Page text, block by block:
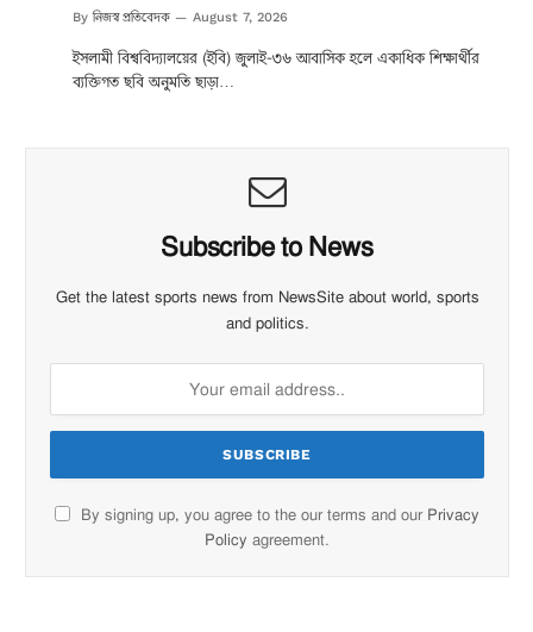
By নিজস্ব প্রতিবেদক August 7, 2026
ইসলামী বিশ্ববিদ্যালয়ের (ইবি) জুলাই-৩৬ আবাসিক হলে একাধিক শিক্ষার্থীর
ব্যক্তিগত ছবি অনুমতি ছাড়া…
Subscribe to News
Get the latest sports news from NewsSite about world, sports
and politics.
By signing up, you agree to the our terms and our Privacy
Policy agreement.